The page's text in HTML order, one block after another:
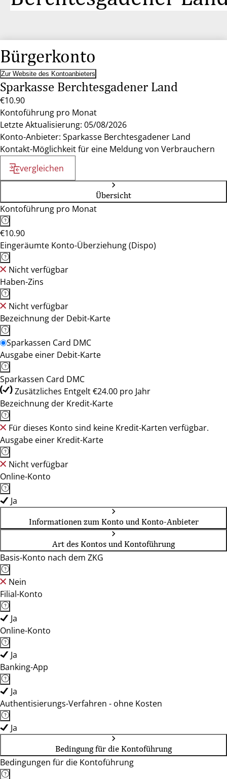
Bürgerkonto
Zur Website des Kontoanbieters
Sparkasse Berchtesgadener Land
€10.90
Kontoführung pro Monat
Letzte Aktualisierung: 05/08/2026
Konto-Anbieter: Sparkasse Berchtesgadener Land
Kontakt-Möglichkeit für eine Meldung von Verbrauchern
vergleichen
Übersicht
Kontoführung pro Monat
€10.90
Eingeräumte Konto-Überziehung (Dispo)
Nicht verfügbar
Haben-Zins
Nicht verfügbar
Bezeichnung der Debit-Karte
Sparkassen Card DMC
Ausgabe einer Debit-Karte
Sparkassen Card DMC
Zusätzliches Entgelt €24.00 pro Jahr
Bezeichnung der Kredit-Karte
Für dieses Konto sind keine Kredit-Karten verfügbar.
Ausgabe einer Kredit-Karte
Nicht verfügbar
Online-Konto
Ja
Informationen zum Konto und Konto-Anbieter
Art des Kontos und Kontoführung
Basis-Konto nach dem ZKG
Nein
Filial-Konto
Ja
Online-Konto
Ja
Banking-App
Ja
Authentisierungs-Verfahren - ohne Kosten
Ja
Bedingung für die Kontoführung
Bedingungen für die Kontoführung